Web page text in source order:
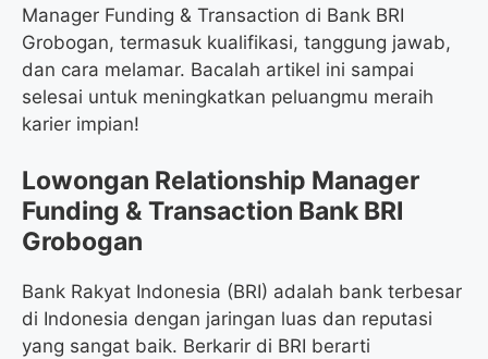
Manager Funding & Transaction di Bank BRI
Grobogan, termasuk kualifikasi, tanggung jawab,
dan cara melamar. Bacalah artikel ini sampai
selesai untuk meningkatkan peluangmu meraih
karier impian!
Lowongan Relationship Manager
Funding & Transaction Bank BRI
Grobogan
Bank Rakyat Indonesia (BRI) adalah bank terbesar
di Indonesia dengan jaringan luas dan reputasi
yang sangat baik. Berkarir di BRI berarti